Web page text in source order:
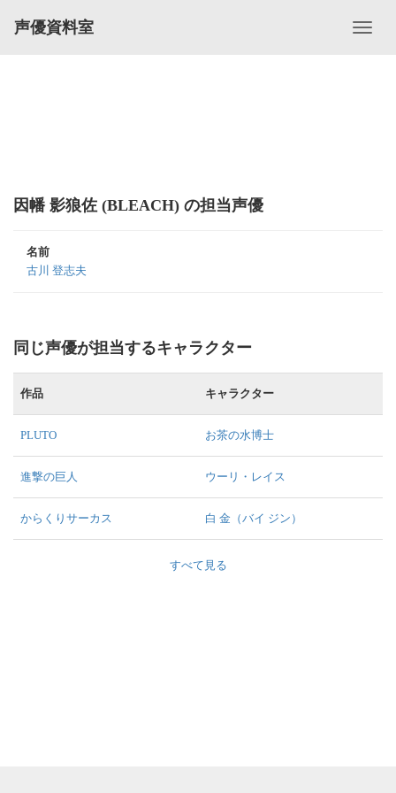
声優資料室
因幡 影狼佐 (BLEACH) の担当声優
名前
古川 登志夫
同じ声優が担当するキャラクター
作品 キャラクター
PLUTO お茶の水博士
進撃の巨人 ウーリ・レイス
からくりサーカス 白 金（バイ ジン）
すべて見る